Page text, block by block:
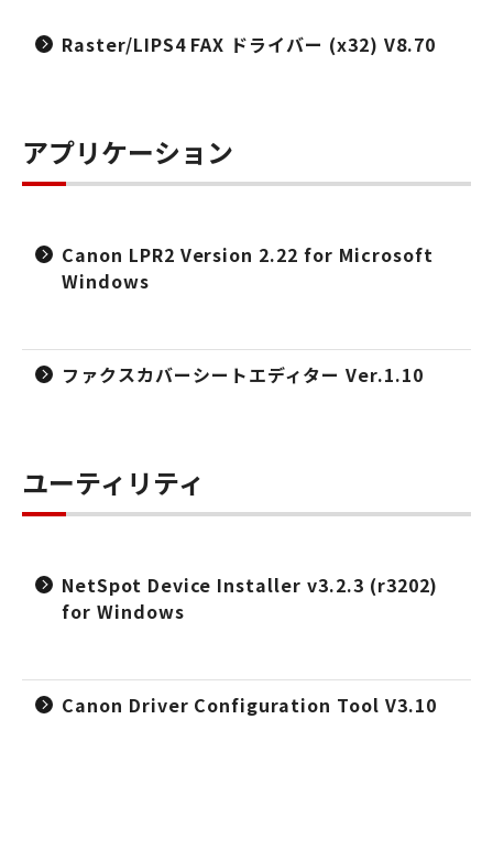
Raster/LIPS4 FAX ドライバー (x32) V8.70
アプリケーション
Canon LPR2 Version 2.22 for Microsoft
Windows
ファクスカバーシートエディター Ver.1.10
ユーティリティ
NetSpot Device Installer v3.2.3 (r3202)
for Windows
Canon Driver Configuration Tool V3.10